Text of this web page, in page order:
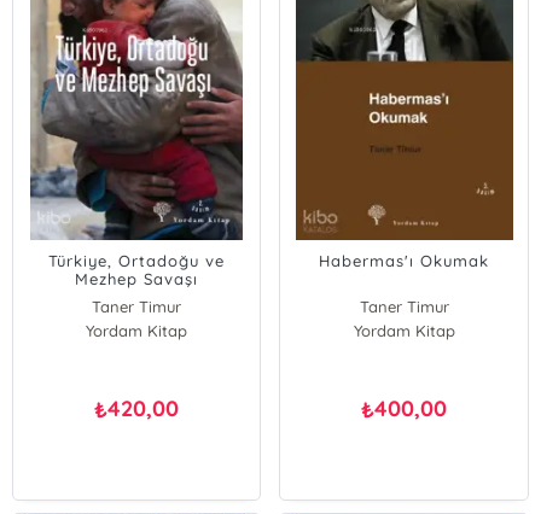
Türkiye, Ortadoğu ve
Mezhep Savaşı
Taner Timur
Yordam Kitap
₺420,00
Habermas'ı Okumak
Taner Timur
Yordam Kitap
₺400,00